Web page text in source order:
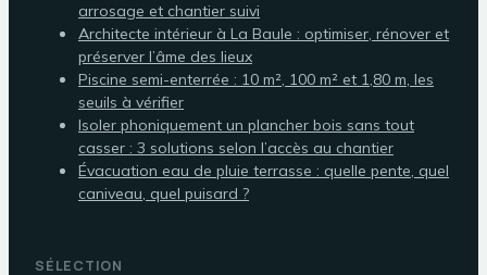
arrosage et chantier suivi
Architecte intérieur à La Baule : optimiser, rénover et
préserver l’âme des lieux
Piscine semi-enterrée : 10 m², 100 m² et 1,80 m, les
seuils à vérifier
Isoler phoniquement un plancher bois sans tout
casser : 3 solutions selon l’accès au chantier
Évacuation eau de pluie terrasse : quelle pente, quel
caniveau, quel puisard ?
SÉLECTION